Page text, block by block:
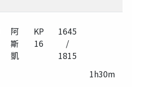
阿
斯
凱
KP
16
1645
/
1815
1h30m